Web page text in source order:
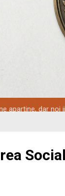
apartine, dar noi